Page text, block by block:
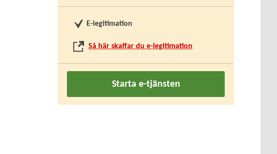
E-legitimation
Så här skaffar du e-legitimation
Starta e-tjänsten